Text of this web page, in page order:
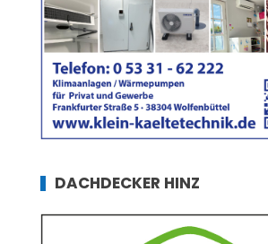
DACHDECKER HINZ